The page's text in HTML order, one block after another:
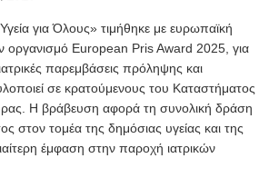
για Όλους» τιμήθηκε με ευρωπαϊκή
οργανισμό European Pris Award 2025, για
παρεμβάσεις πρόληψης και
σε κρατούμενους του Καταστήματος
Η βράβευση αφορά τη συνολική δράση
στον τομέα της δημόσιας υγείας και της
έμφαση στην παροχή ιατρικών